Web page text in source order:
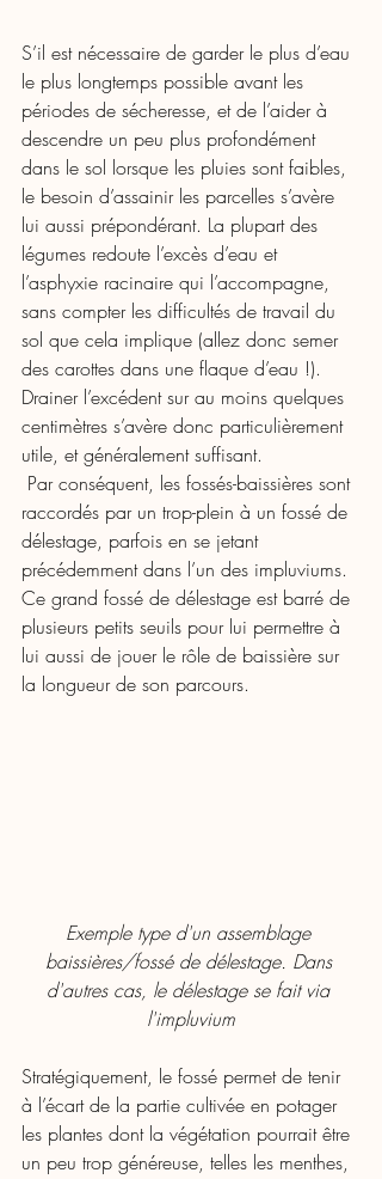
S’il est nécessaire de garder le plus d’eau
le plus longtemps possible avant les
périodes de sécheresse, et de l’aider à
descendre un peu plus profondément
dans le sol lorsque les pluies sont faibles,
le besoin d’assainir les parcelles s’avère
lui aussi prépondérant. La plupart des
légumes redoute l’excès d’eau et
l’asphyxie racinaire qui l’accompagne,
sans compter les difficultés de travail du
sol que cela implique (allez donc semer
des carottes dans une flaque d’eau !).
Drainer l’excédent sur au moins quelques
centimètres s’avère donc particulièrement
utile, et généralement suffisant.
raccordés par un trop-plein à un fossé de
délestage, parfois en se jetant
précédemment dans l’un des impluviums.
Ce grand fossé de délestage est barré de
plusieurs petits seuils pour lui permettre à
lui aussi de jouer le rôle de baissière sur
la longueur de son parcours.
Exemple type d'un assemblage
baissières/fossé de délestage. Dans
d'autres cas, le délestage se fait via
l'impluvium
Stratégiquement, le fossé permet de tenir
à l’écart de la partie cultivée en potager
les plantes dont la végétation pourrait être
un peu trop généreuse, telles les menthes,